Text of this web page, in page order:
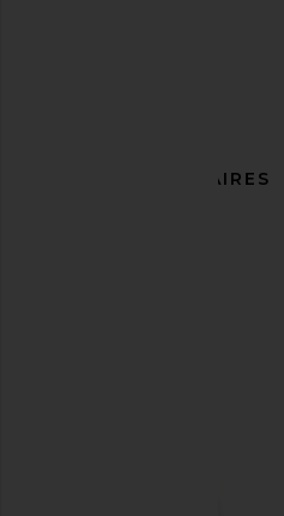
ARTICLES SIMILAIRES